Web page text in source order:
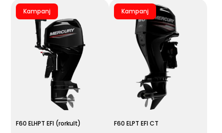
Kampanj
F60 ELHPT EFI (rorkult)
Kampanj
F60 ELPT EFI CT